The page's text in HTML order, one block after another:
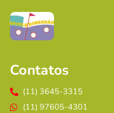
Contatos
(11) 3645-3315
(11) 97605-4301